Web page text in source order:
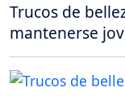
Trucos de
mantenerse